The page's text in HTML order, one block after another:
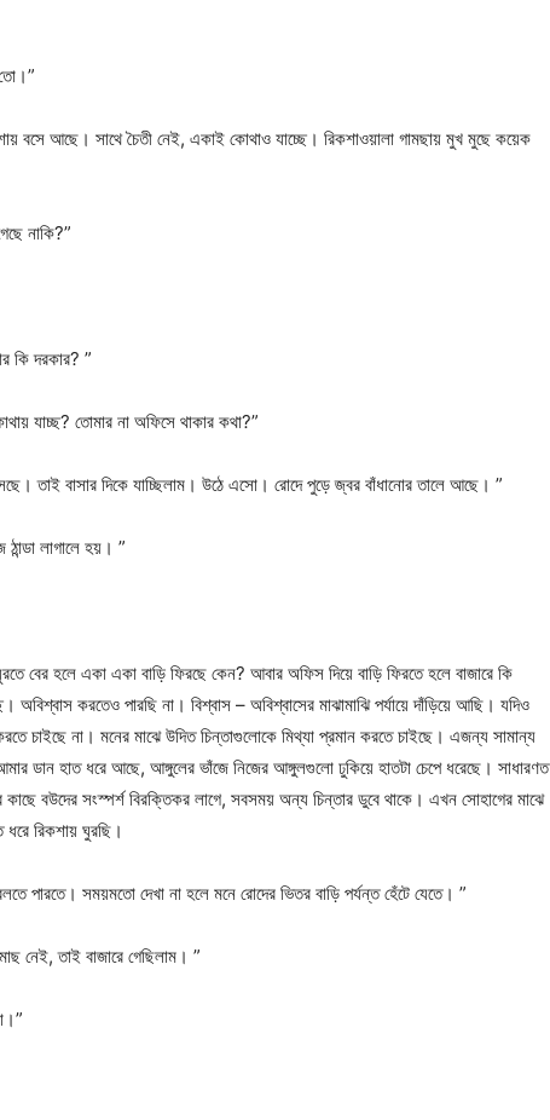
বসে আছে। সাথে চৈতী নেই, একাই কোথাও যাচ্ছে। রিকশাওয়ালা গামছায় মুখ মুছে কয়েক
নাকি?”
কি দরকার? ”
যাচ্ছ? তোমার না অফিসে থাকার কথা?”
তাই বাসার দিকে যাচ্ছিলাম। উঠে এসো। রোদে পুড়ে জ্বর বাঁধানোর তালে আছে। ”
লাগালে হয়। ”
বের হলে একা একা বাড়ি ফিরছে কেন? আবার অফিস দিয়ে বাড়ি ফিরতে হলে বাজারে কি
অবিশ্বাস করতেও পারছি না। বিশ্বাস – অবিশ্বাসের মাঝামাঝি পর্যায়ে দাঁড়িয়ে আছি। যদিও
চাইছে না। মনের মাঝে উদিত চিন্তাগুলোকে মিথ্যা প্রমান করতে চাইছে। এজন্য সামান্য
ডান হাত ধরে আছে, আঙ্গুলের ভাঁজে নিজের আঙ্গুলগুলো ঢুকিয়ে হাতটা চেপে ধরেছে। সাধারণত
বউদের সংস্পর্শ বিরক্তিকর লাগে, সবসময় অন্য চিন্তার ডুবে থাকে। এখন সোহাগের মাঝে
রিকশায় ঘুরছি।
পারতে। সময়মতো দেখা না হলে মনে রোদের ভিতর বাড়ি পর্যন্ত হেঁটে যেতে। ”
নেই, তাই বাজারে গেছিলাম। ”